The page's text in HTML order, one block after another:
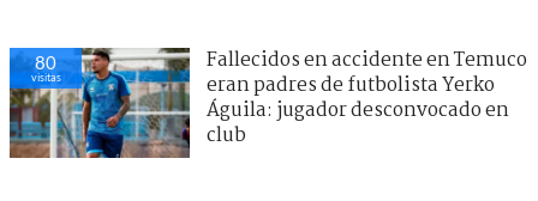
80
visitas
Fallecidos en accidente en Temuco
eran padres de futbolista Yerko
Águila: jugador desconvocado en
club